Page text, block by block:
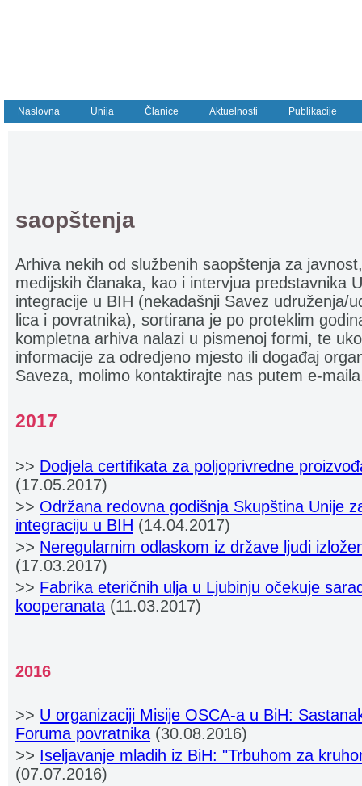
Naslovna Unija Članice Aktuelnosti Publikacije
saopštenja
Arhiva nekih od službenih saopštenja za
medijskih članaka, kao i intervjua predstavnika
integracije u BIH (nekadašnji Savez udruženja/
lica i povratnika), sortirana je po proteklim
kompletna arhiva nalazi u pismenoj formi, te
informacije za odredjeno mjesto ili događaj
Saveza, molimo kontaktirajte nas putem e-
2017
>> Dodjela certifikata za poljoprivredne
(17.05.2017)
>> Održana redovna godišnja Skupština Unije
integraciju u BIH (14.04.2017)
>> Neregularnim odlaskom iz države ljudi
(17.03.2017)
>> Fabrika eteričnih ulja u Ljubinju očekuje
kooperanata (11.03.2017)
2016
>> U organizaciji Misije OSCA-a u BiH:
Foruma povratnika (30.08.2016)
>> Iseljavanje mladih iz BiH: "Trbuhom za
(07.07.2016)